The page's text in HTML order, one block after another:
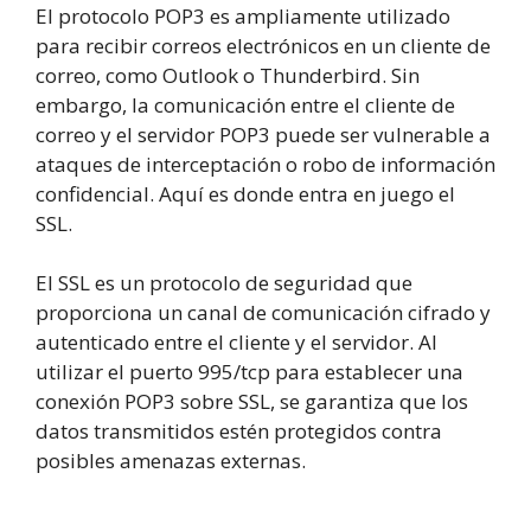
El protocolo POP3 es ampliamente utilizado
para recibir correos electrónicos en un cliente de
correo, como Outlook o Thunderbird. Sin
embargo, la comunicación entre el cliente de
correo y el servidor POP3 puede ser vulnerable a
ataques de interceptación o robo de información
confidencial. Aquí es donde entra en juego el
SSL.
El SSL es un protocolo de seguridad que
proporciona un canal de comunicación cifrado y
autenticado entre el cliente y el servidor. Al
utilizar el puerto 995/tcp para establecer una
conexión POP3 sobre SSL, se garantiza que los
datos transmitidos estén protegidos contra
posibles amenazas externas.